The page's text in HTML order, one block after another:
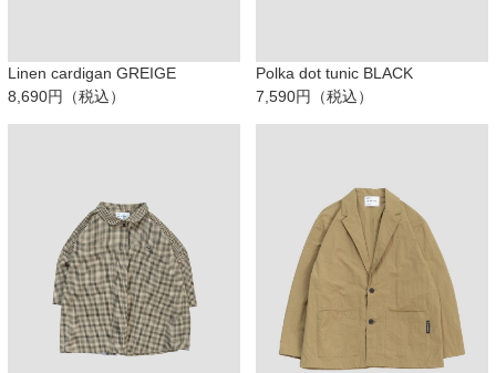
Linen cardigan GREIGE
8,690円（税込）
Polka dot tunic BLACK
7,590円（税込）